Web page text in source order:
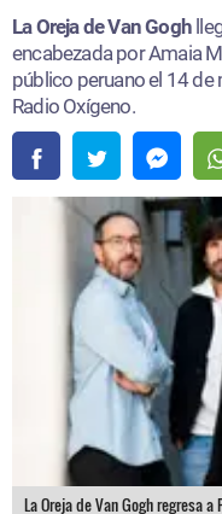
La Oreja de Van Gogh
encabezada por Amaia
público peruano el 14 de
Radio Oxígeno.
La Oreja de Van Gogh regresa